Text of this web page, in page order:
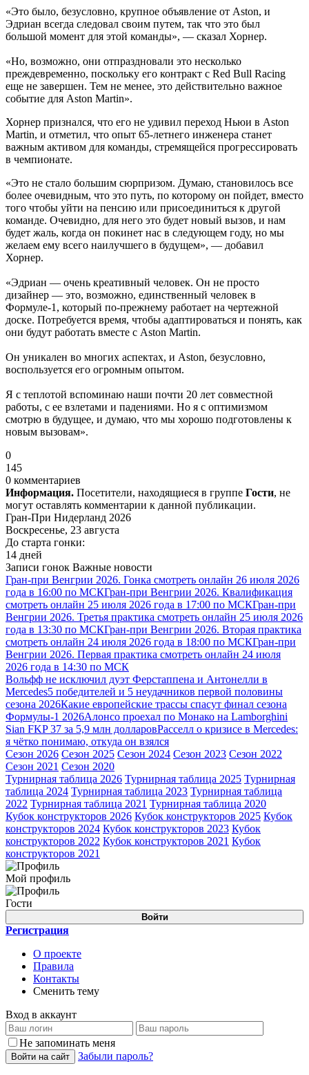
«Это было, безусловно, крупное объявление от Aston, и
Эдриан всегда следовал своим путем, так что это был
большой момент для этой команды», — сказал Хорнер.
«Но, возможно, они отпраздновали это несколько
преждевременно, поскольку его контракт с Red Bull Racing
еще не завершен. Тем не менее, это действительно важное
событие для Aston Martin».
Хорнер признался, что его не удивил переход Ньюи в Aston
Martin, и отметил, что опыт 65-летнего инженера станет
важным активом для команды, стремящейся прогрессировать
в чемпионате.
«Это не стало большим сюрпризом. Думаю, становилось все
более очевидным, что это путь, по которому он пойдет, вместо
того чтобы уйти на пенсию или присоединиться к другой
команде. Очевидно, для него это будет новый вызов, и нам
будет жаль, когда он покинет нас в следующем году, но мы
желаем ему всего наилучшего в будущем», — добавил
Хорнер.
«Эдриан — очень креативный человек. Он не просто
дизайнер — это, возможно, единственный человек в
Формуле-1, который по-прежнему работает на чертежной
доске. Потребуется время, чтобы адаптироваться и понять, как
они будут работать вместе с Aston Martin.
Он уникален во многих аспектах, и Aston, безусловно,
воспользуется его огромным опытом.
Я с теплотой вспоминаю наши почти 20 лет совместной
работы, с ее взлетами и падениями. Но я с оптимизмом
смотрю в будущее, и думаю, что мы хорошо подготовлены к
новым вызовам».
0
145
0 комментариев
Информация. Посетители, находящиеся в группе Гости, не
могут оставлять комментарии к данной публикации.
Гран-При Нидерланд 2026
Воскресенье, 23 августа
До старта гонки:
14 дней
Записи гонок Важные новости
Гран-при Венгрии 2026. Гонка смотреть онлайн 26 июля 2026
года в 16:00 по МСКГран-при Венгрии 2026. Квалификация
смотреть онлайн 25 июля 2026 года в 17:00 по МСКГран-при
Венгрии 2026. Третья практика смотреть онлайн 25 июля 2026
года в 13:30 по МСКГран-при Венгрии 2026. Вторая практика
смотреть онлайн 24 июля 2026 года в 18:00 по МСКГран-при
Венгрии 2026. Первая практика смотреть онлайн 24 июля
2026 года в 14:30 по МСК
Вольфф не исключил дуэт Ферстаппена и Антонелли в
Mercedes5 победителей и 5 неудачников первой половины
сезона 2026Какие европейские трассы спасут финал сезона
Формулы-1 2026Алонсо проехал по Монако на Lamborghini
Sian FKP 37 за 5,9 млн долларовРасселл о кризисе в Mercedes:
я чётко понимаю, откуда он взялся
Сезон 2026 Сезон 2025 Сезон 2024 Сезон 2023 Сезон 2022
Сезон 2021 Сезон 2020
Турнирная таблица 2026 Турнирная таблица 2025 Турнирная
таблица 2024 Турнирная таблица 2023 Турнирная таблица
2022 Турнирная таблица 2021 Турнирная таблица 2020
Кубок конструкторов 2026 Кубок конструкторов 2025 Кубок
конструкторов 2024 Кубок конструкторов 2023 Кубок
конструкторов 2022 Кубок конструкторов 2021 Кубок
конструкторов 2021
Мой профиль
Гости
Войти
Регистрация
О проекте
Правила
Контакты
Сменить тему
Вход в аккаунт
Не запоминать меня
Войти на сайт Забыли пароль?